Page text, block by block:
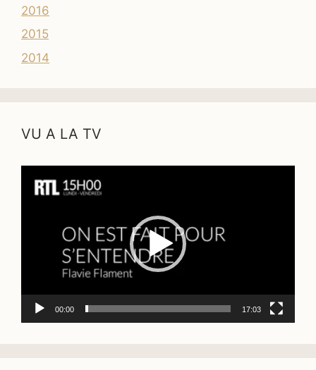
2016
2015
2014
VU A LA TV
vidéo
00:00 17:03